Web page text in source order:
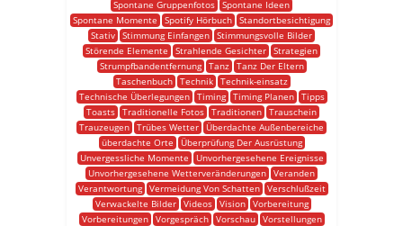
Spontane Gruppenfotos Spontane Ideen
Spontane Momente
Spotify Hörbuch Standortbesichtigung
Stativ Stimmung Einfangen Stimmungsvolle Bilder
Störende Elemente
Strahlende Gesichter Strategien
Strumpfbandentfernung
Tanz
Tanz Der Eltern
Taschenbuch
Technik
Technik-einsatz
Technische Überlegungen
Timing Timing Planen
Tipps
Toasts Traditionelle Fotos Traditionen Trauschein
Trauzeugen Trübes Wetter
Überdachte Außenbereiche
überdachte Orte
Überprüfung Der Ausrüstung
Unvergessliche Momente
Unvorhergesehene Ereignisse
Unvorhergesehene Wetterveränderungen Veranden
Verantwortung
Vermeidung Von Schatten
Verschlußzeit
Verwackelte Bilder
Videos Vision
Vorbereitung
Vorbereitungen
Vorgespräch Vorschau
Vorstellungen